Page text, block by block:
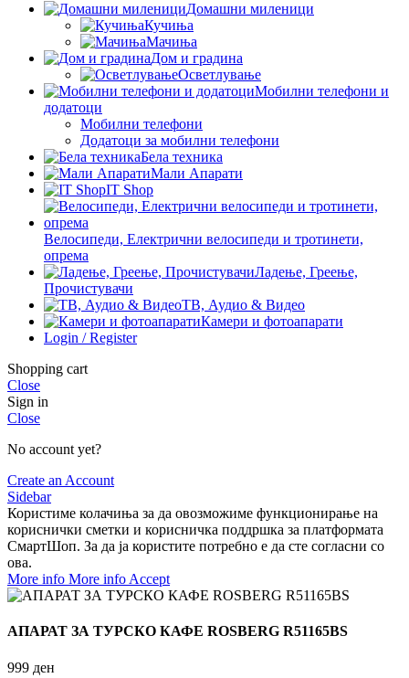
Домашни миленици
Кучиња
Мачиња
Дом и градина
Осветлување
Мобилни телефони и
додатоци
Мобилни телефони
Додатоци за мобилни телефони
Бела техника
Мали Апарати
IT Shop
Велосипеди, Електрични велосипеди и тротинети,
опрема
Ладење, Греење,
Прочистувачи
ТВ, Аудио & Видео
Камери и фотоапарати
Login / Register
Shopping cart
Close
Sign in
Close
No account yet?
Create an Account
Sidebar
Користиме колачиња за да овозможиме функционирање на
кориснички сметки и корисничка поддршка за платформата
СмартШоп. За да ја користите потребно е да сте согласни со
ова.
More info More info Accept
АПАРАТ ЗА ТУРСКО КАФЕ ROSBERG R51165BS
999 ден